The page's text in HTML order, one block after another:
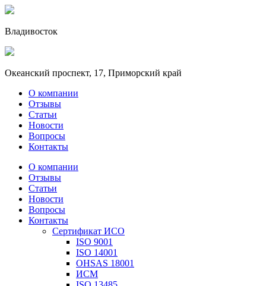
Владивосток
Океанский проспект, 17, Приморский край
О компании
Отзывы
Статьи
Новости
Вопросы
Контакты
О компании
Отзывы
Статьи
Новости
Вопросы
Контакты
Сертификат ИСО
ISO 9001
ISO 14001
OHSAS 18001
ИСМ